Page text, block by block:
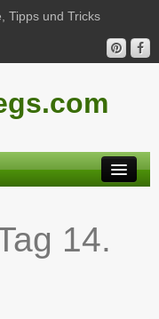
Tipps und Tricks
14.